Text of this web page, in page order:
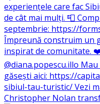
Christopher Nolan